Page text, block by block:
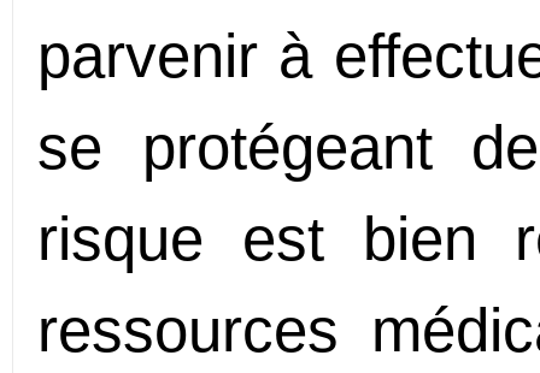
parvenir à
se protégeant
risque est bien
ressources